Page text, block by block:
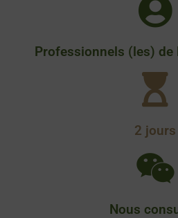
Professionnels (les) de
2 jours
Nous